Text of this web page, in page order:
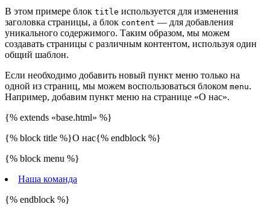
В этом примере блок title используется для изменения
заголовка страницы, а блок content — для добавления
уникального содержимого. Таким образом, мы можем
создавать страницы с различным контентом, используя один
общий шаблон.
Если необходимо добавить новый пункт меню только на
одной из страниц, мы можем воспользоваться блоком menu.
Например, добавим пункт меню на странице «О нас».
{% extends «base.html» %}
{% block title %}О нас{% endblock %}
{% block menu %}
Наша команда
{% endblock %}